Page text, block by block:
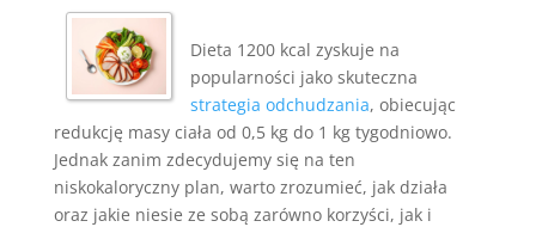
Dieta 1200 kcal zyskuje na
popularności jako skuteczna
strategia odchudzania, obiecując
redukcję masy ciała od 0,5 kg do 1 kg tygodniowo.
Jednak zanim zdecydujemy się na ten
niskokaloryczny plan, warto zrozumieć, jak działa
oraz jakie niesie ze sobą zarówno korzyści, jak i